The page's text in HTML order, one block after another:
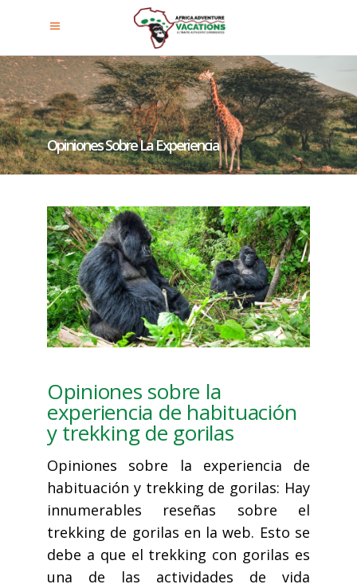
Opiniones Sobre La Experiencia
Gorilas
Opiniones sobre la
experiencia de habituación
y trekking de gorilas
Opiniones sobre la experiencia de
habituación y trekking de gorilas: Hay
innumerables reseñas sobre el
trekking de gorilas en la web. Esto se
debe a que el trekking con gorilas es
una de las actividades de vida